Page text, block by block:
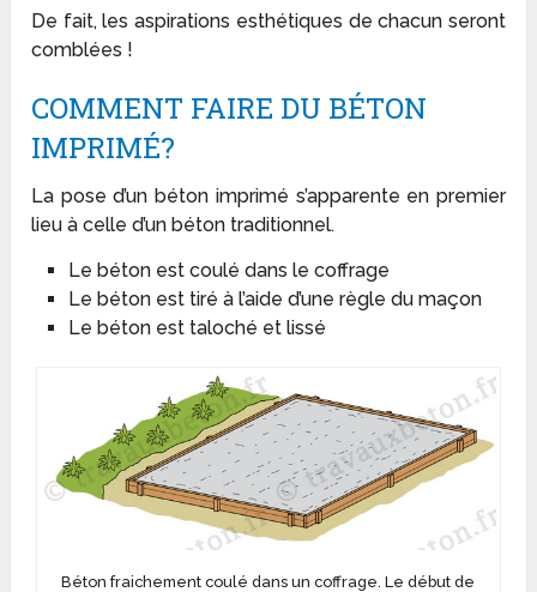
De fait, les aspirations esthétiques de chacun seront
comblées !
COMMENT FAIRE DU BÉTON
IMPRIMÉ?
La pose d’un béton imprimé s’apparente en premier
lieu à celle d’un béton traditionnel.
Le béton est coulé dans le coffrage
Le béton est tiré à l’aide d’une règle du maçon
Le béton est taloché et lissé
Béton fraichement coulé dans un coffrage. Le début de